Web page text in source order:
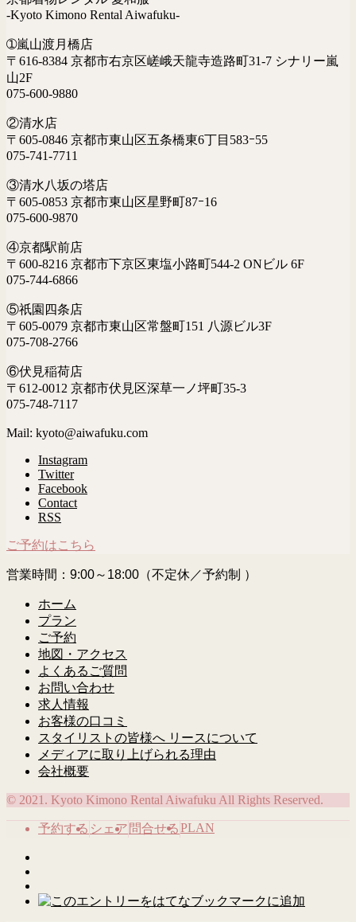
-Kyoto Kimono Rental Aiwafuku-
➀嵐山渡月橋店
〒616-8384 京都市右京区嵯峨天龍寺造路町31-7 シナリー嵐
山2F
075-600-9880
②清水店
〒605-0846 京都市東山区五条橋東6丁目583ｰ55
075-741-7711
③清水八坂の塔店
〒605-0853 京都市東山区星野町87ｰ16
075-600-9870
④京都駅前店
〒600-8216 京都市下京区東塩小路町544-2 ONビル 6F
075-744-6866
⑤祇園四条店
〒605-0079 京都市東山区常盤町151 八源ビル3F
075-708-2766
⑥伏見稲荷店
〒612-0012 京都市伏見区深草一ノ坪町35-3
075-748-7117
Mail: kyoto@aiwafuku.com
Instagram
Twitter
Facebook
Contact
RSS
ご予約はこちら
営業時間：9:00～18:00（不定休／予約制 ）
ホーム
プラン
ご予約
地図・アクセス
よくあるご質問
お問い合わせ
求人情報
お客様の口コミ
スタイリストの皆様へ リースについて
メディアに取り上げられる理由
会社概要
© 2021. Kyoto Kimono Rental Aiwafuku All Rights Reserved.
予約する シェア 問合せるPLAN